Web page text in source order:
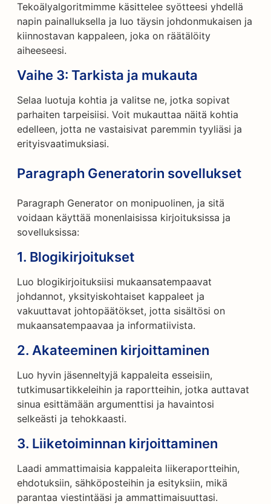
Tekoälyalgoritmimme käsittelee syötteesi yhdellä
napin painalluksella ja luo täysin johdonmukaisen ja
kiinnostavan kappaleen, joka on räätälöity
aiheeseesi.
Vaihe 3: Tarkista ja mukauta
Selaa luotuja kohtia ja valitse ne, jotka sopivat
parhaiten tarpeisiisi. Voit mukauttaa näitä kohtia
edelleen, jotta ne vastaisivat paremmin tyyliäsi ja
erityisvaatimuksiasi.
Paragraph Generatorin sovellukset
Paragraph Generator on monipuolinen, ja sitä
voidaan käyttää monenlaisissa kirjoituksissa ja
sovelluksissa:
1. Blogikirjoitukset
Luo blogikirjoituksiisi mukaansatempaavat
johdannot, yksityiskohtaiset kappaleet ja
vakuuttavat johtopäätökset, jotta sisältösi on
mukaansatempaavaa ja informatiivista.
2. Akateeminen kirjoittaminen
Luo hyvin jäsenneltyjä kappaleita esseisiin,
tutkimusartikkeleihin ja raportteihin, jotka auttavat
sinua esittämään argumenttisi ja havaintosi
selkeästi ja tehokkaasti.
3. Liiketoiminnan kirjoittaminen
Laadi ammattimaisia kappaleita liikeraportteihin,
ehdotuksiin, sähköposteihin ja esityksiin, mikä
parantaa viestintääsi ja ammattimaisuuttasi.